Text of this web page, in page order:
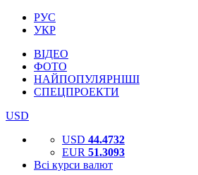
РУС
УКР
ВІДЕО
ФОТО
НАЙПОПУЛЯРНІШІ
СПЕЦПРОЕКТИ
USD
USD 44.4732
EUR 51.3093
Всі курси валют